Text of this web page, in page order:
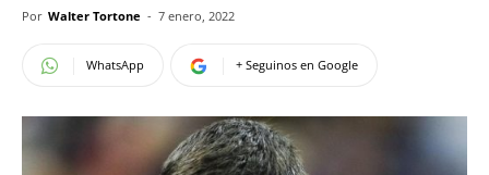
Por Walter Tortone - 7 enero, 2022
WhatsApp + Seguinos en Google